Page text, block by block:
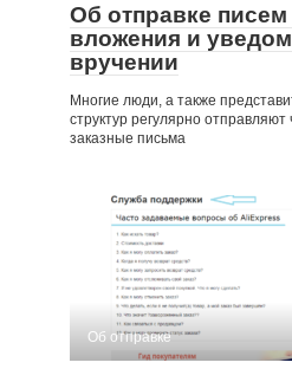
Об отправке
вложения и
вручении
Многие люди, а также
структур регулярно
заказные письма
Об отправке